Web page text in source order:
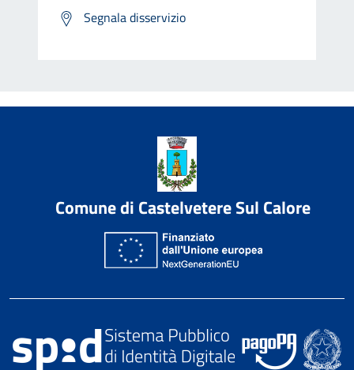
Segnala disservizio
Comune di Castelvetere Sul Calore